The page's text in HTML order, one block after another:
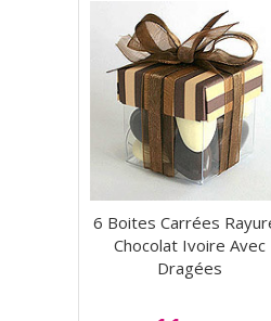
6 Boites Carrées
Chocolat Ivoire Avec
Dragées